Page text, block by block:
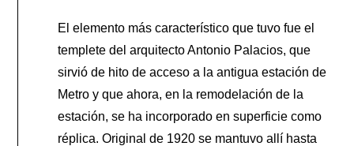
El elemento más característico que tuvo fue el
templete del arquitecto Antonio Palacios, que
sirvió de hito de acceso a la antigua estación de
Metro y que ahora, en la remodelación de la
estación, se ha incorporado en superficie como
réplica. Original de 1920 se mantuvo allí hasta